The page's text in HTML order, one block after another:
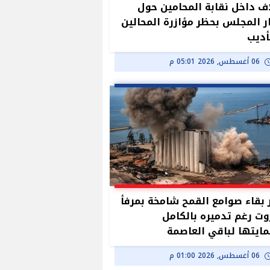
داخل نقابة المحامين حول
المجلس بحظر مؤازرة المحالين
06 أغسطس, 2026 05:01 م
صوامع القمح شامخة بمرفأ
رغم تدميره بالكامل
لباقي العاصمة
06 أغسطس, 2026 01:00 م